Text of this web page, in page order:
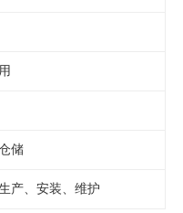
储
产、安装、维护